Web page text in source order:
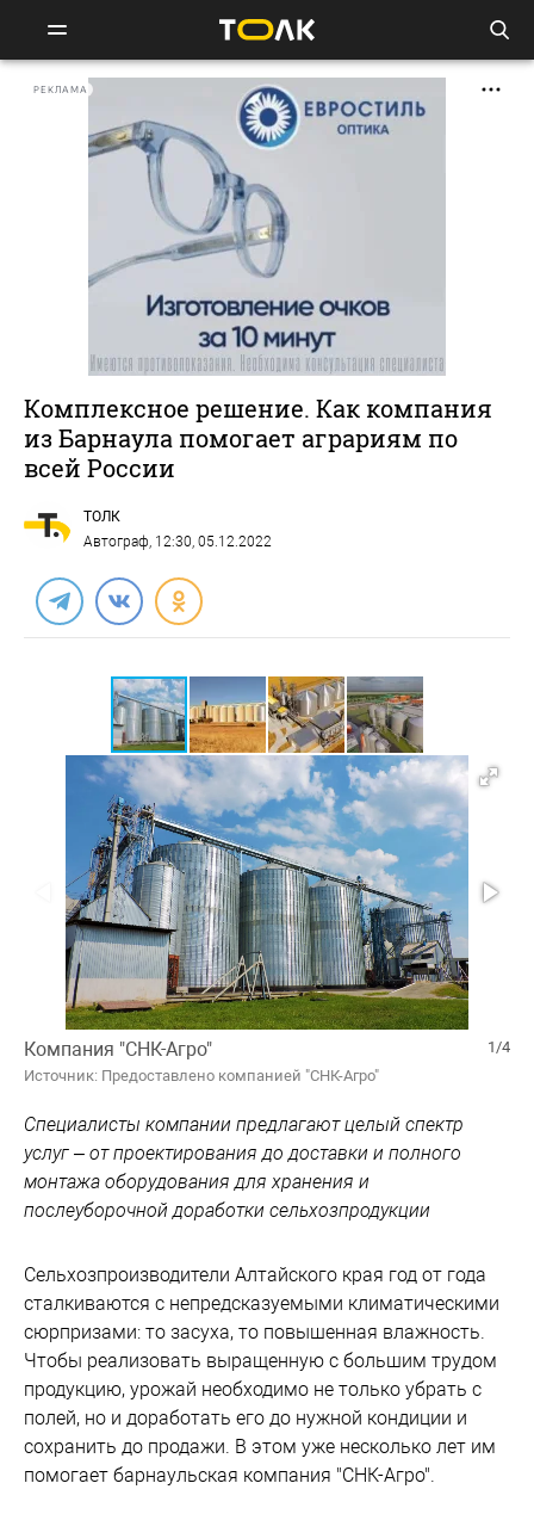
РЕКЛАМА
Комплексное решение. Как компания
из Барнаула помогает аграриям по
всей России
ТОЛК
Автограф, 12:30, 05.12.2022
1/4
Компания "СНК-Агро"
Источник: Предоставлено компанией "СНК-Агро"
Специалисты компании предлагают целый спектр
услуг – от проектирования до доставки и полного
монтажа оборудования для хранения и
послеуборочной доработки сельхозпродукции
Сельхозпроизводители Алтайского края год от года
сталкиваются с непредсказуемыми климатическими
сюрпризами: то засуха, то повышенная влажность.
Чтобы реализовать выращенную с большим трудом
продукцию, урожай необходимо не только убрать с
полей, но и доработать его до нужной кондиции и
сохранить до продажи. В этом уже несколько лет им
помогает барнаульская компания "СНК-Агро".